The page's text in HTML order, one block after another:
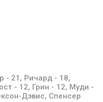
- 21, Ричард - 18,
- 12, Грин - 12, Муди -
Дэвис, Спенсер